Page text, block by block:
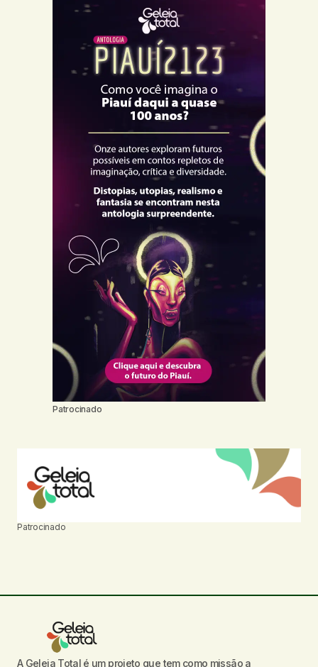
Patrocinado
Patrocinado
A Geleia Total é um projeto que tem como missão a